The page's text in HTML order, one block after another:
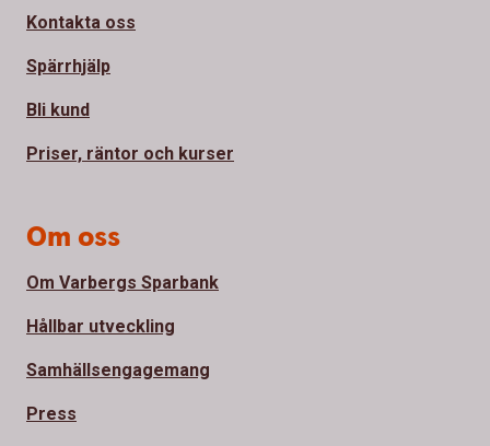
Kontakta oss
Spärrhjälp
Bli kund
Priser, räntor och kurser
Om oss
Om Varbergs Sparbank
Hållbar utveckling
Samhällsengagemang
Press